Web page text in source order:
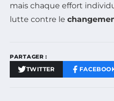
mais chaque effort
lutte contre le
PARTAGER :
TWITTER